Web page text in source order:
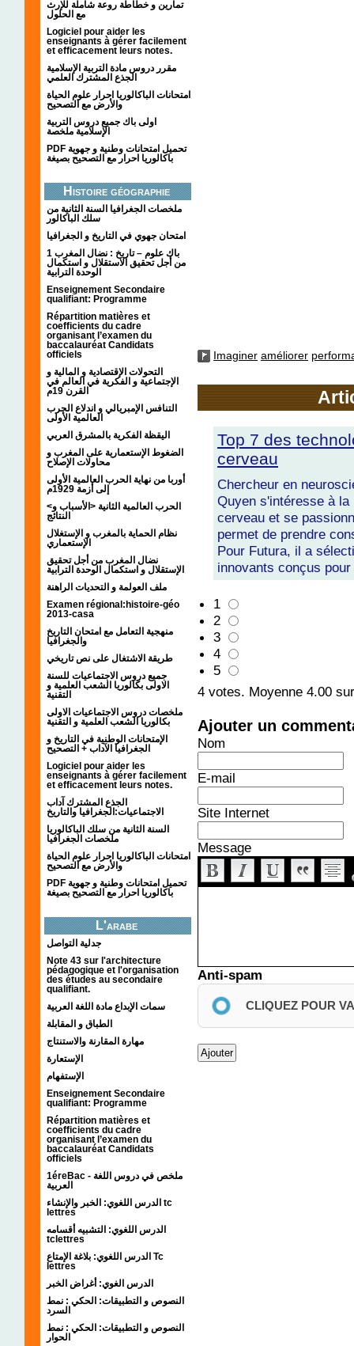
تمارين و خطاطة روعة شاملة للإرث
مع الحلول
Logiciel pour aider les
enseignants à gérer facilement
et efficacement leurs notes.
مقرر دروس مادة التربية الإسلامية
الجذع المشترك العلمي
امتحانات الباكالوريا احرار علوم الحياة
والأرض مع التصحيح
اولى باك جميع دروس التربية
الإسلامية ملخصة
PDF تحميل امتحانات وطنية و جهوية
باكالوريا احرار مع التصحيح بصيغة
Histoire géographie
ملخصات الجغرافيا السنة الثانية من
سلك الباكالور
امتحان جهوي في التاريخ و الجغرافيا
1 باك علوم – تاريخ : نضال المغرب
من أجل تحقيق الاستقلال و استكمال
الوحدة الترابية
Enseignement Secondaire
qualifiant: Programme
Répartition matières et
coefficients du cadre
organisant l’examen du
baccalauréat Candidats
officiels
التحولات الإقتصادية و المالية و
الإجتماعية و الفكرية في العالم في
القرن 19م
التنافس الإمبريالي و اندلاع الحرب
العالمية الأولى
اليقظة الفكرية بالمشرق العربي
الضغوط الإستعمارية على المغرب و
محاولات الإصلاح
أوربا من نهاية الحرب العالمية الأولى
إلى أزمة 1929م
<الحرب العالمية الثانية <الأسباب و
النتائج
نظام الحماية بالمغرب و الإستغلال
الإستعماري
نضال المغرب من أجل تحقيق
الإستقلال و استكمال الوحدة الترابية
ملف العولمة و التحديات الراهنة
Examen régional:histoire-géo
2013-casa
منهجية التعامل مع امتحان التاريخ
والجغرافيا
طريقة الاشتغال على نص تاريخي
جميع دروس الاجتماعيات للسنة
الاولى بكالوريا الشعب العلمية و
التقنية
ملخصات دروس الاجتماعيات الاولى
بكالوريا الشعب العلمية و التقنية
الإمتحانات الوطنية في التاريخ و
الجغرافيا الآداب + التصحيح
Logiciel pour aider les
enseignants à gérer facilement
et efficacement leurs notes.
الجذع المشترك آداب
الاجتماعيات:الجغرافيا والتاريخ
السنة الثانية من سلك الباكالوريا
ملخصات الجغرافيا
امتحانات الباكالوريا احرار علوم الحياة
والأرض مع التصحيح
PDF تحميل امتحانات وطنية و جهوية
باكالوريا احرار مع التصحيح بصيغة
L'arabe
جدلية التواصل
Note 43 sur l'architecture
pédagogique et l'organisation
des études au secondaire
qualifiant.
سمات الإبداع مادة اللغة العربية
الطباق و المقابلة
مهارة المقارنة والاستنتاج
الإستعارة
الإستفهام
Enseignement Secondaire
qualifiant: Programme
Répartition matières et
coefficients du cadre
organisant l’examen du
baccalauréat Candidats
officiels
1éreBac - ملخص في دروس اللغة
العربية
الدرس اللغوي: الخبر والإنشاء tc
lettres
الدرس اللغوي: التشبيه أقسامه
tclettres
الدرس اللغوي: بلاغة الإمتاع Tc
lettres
الدرس الغوي: أغراض الخبر
النصوص و التطبيقات: الحكي : نمط
السرد
النصوص و التطبيقات: الحكي : نمط
الحوار
Imaginer améliorer
Top 7 des
cerveau
Chercheur en
Quyen s'intéresse à la
cerveau et se
permet de prendre
Pour Futura, il a
innovants conçus
1
2
3
4
5
4 votes. Moyenne 4.00
Ajouter un
Nom
E-mail
Site Internet
Message
Anti-spam
CLIQUEZ POUR